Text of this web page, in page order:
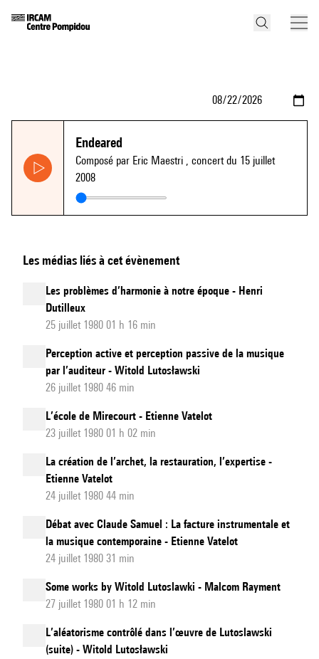
Endeared
Composé par Eric Maestri , concert du 15 juillet
2008
Les médias liés à cet évènement
Les problèmes d’harmonie à notre époque - Henri
Dutilleux
25 juillet 1980 01 h 16 min
Perception active et perception passive de la musique
par l’auditeur - Witold Lutosławski
26 juillet 1980 46 min
L’école de Mirecourt - Etienne Vatelot
23 juillet 1980 01 h 02 min
La création de l’archet, la restauration, l’expertise -
Etienne Vatelot
24 juillet 1980 44 min
Débat avec Claude Samuel : La facture instrumentale et
la musique contemporaine - Etienne Vatelot
24 juillet 1980 31 min
Some works by Witold Lutoslawki - Malcom Rayment
27 juillet 1980 01 h 12 min
L’aléatorisme contrôlé dans l’œuvre de Lutoslawski
(suite) - Witold Lutosławski